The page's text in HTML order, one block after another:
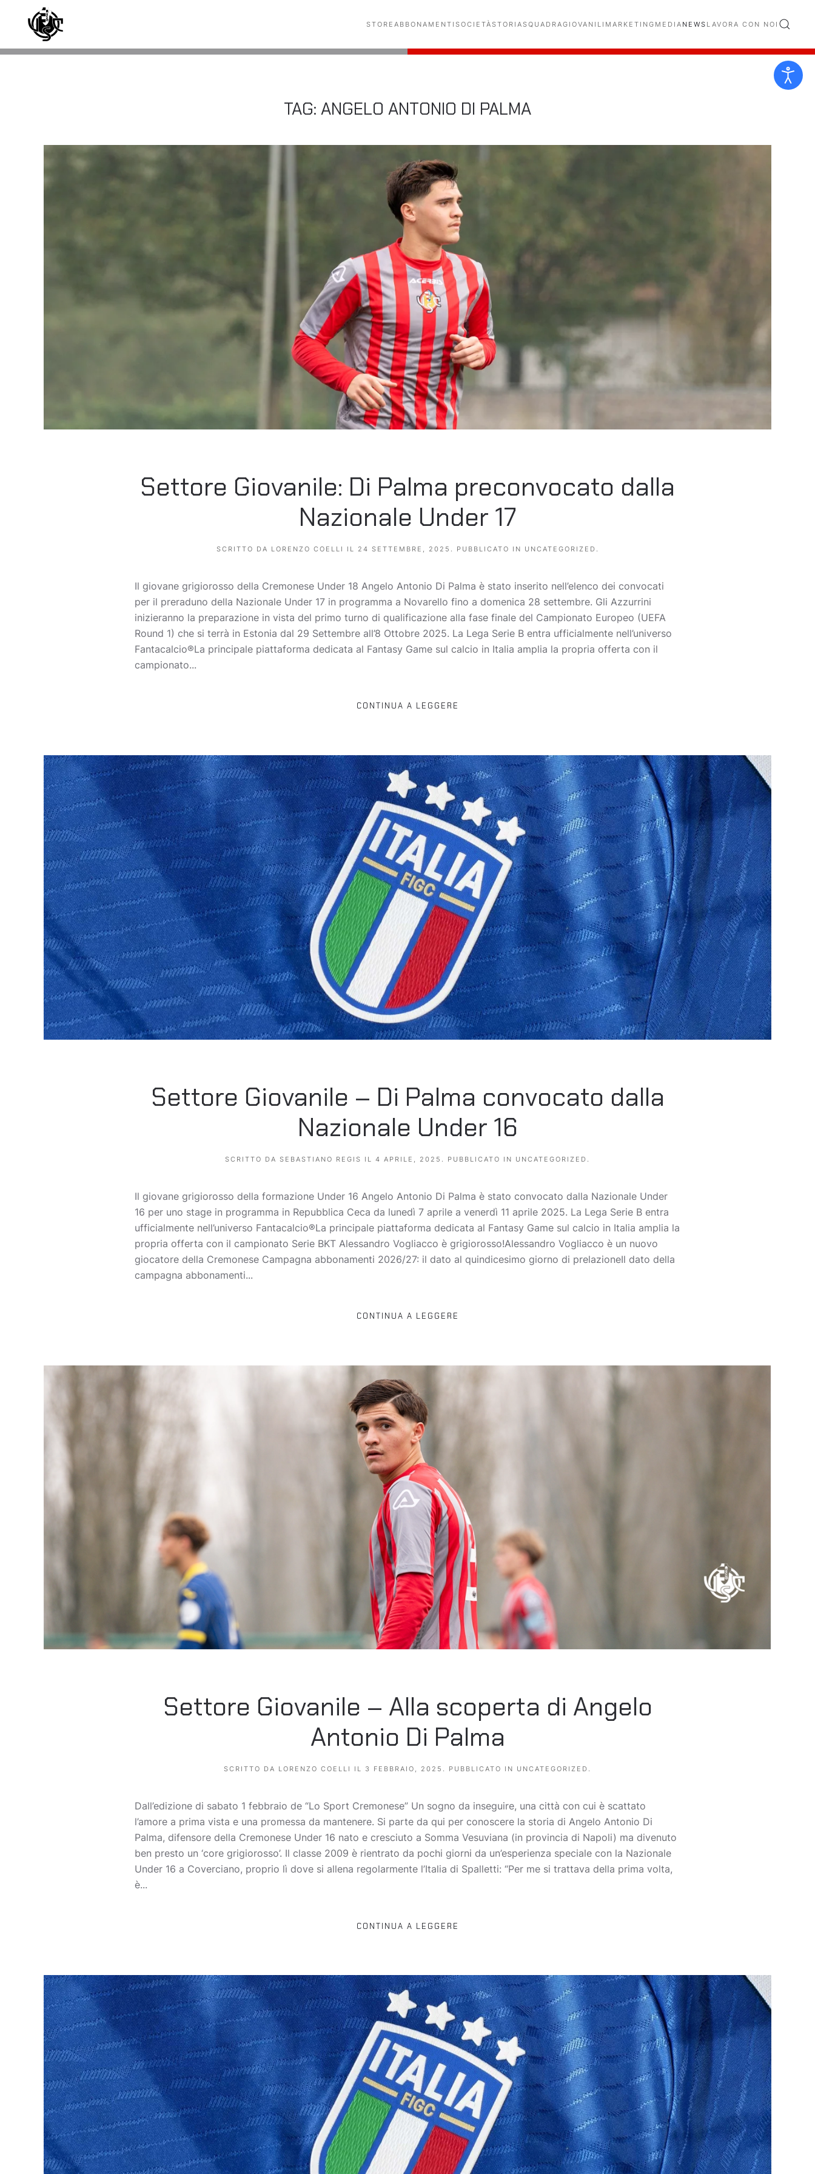
Skip to main content STORE ABBONAMENTI SOCIETÀSTORIASQUADRAGIOVANILI MARKETING MEDIA NEWS LAVORA CON NOI
TAG: ANGELO ANTONIO DI PALMA
Settore Giovanile: Di Palma preconvocato dalla
Nazionale Under 17
SCRITTO DA LORENZO COELLI IL 24 SETTEMBRE, 2025 . PUBBLICATO IN UNCATEGORIZED .
Il giovane grigiorosso della Cremonese Under 18 Angelo Antonio Di Palma è stato inserito nell’elenco dei convocati
per il preraduno della Nazionale Under 17 in programma a Novarello fino a domenica 28 settembre. Gli Azzurrini
inizieranno la preparazione in vista del primo turno di qualificazione alla fase finale del Campionato Europeo (UEFA
Round 1) che si terrà in Estonia dal 29 Settembre all’8 Ottobre 2025. La Lega Serie B entra ufficialmente nell’universo
Fantacalcio®La principale piattaforma dedicata al Fantasy Game sul calcio in Italia amplia la propria offerta con il
campionato...
CONTINUA A LEGGERE
Settore Giovanile – Di Palma convocato dalla
Nazionale Under 16
SCRITTO DA SEBASTIANO REGIS IL 4 APRILE, 2025 . PUBBLICATO IN UNCATEGORIZED .
Il giovane grigiorosso della formazione Under 16 Angelo Antonio Di Palma è stato convocato dalla Nazionale Under
16 per uno stage in programma in Repubblica Ceca da lunedì 7 aprile a venerdì 11 aprile 2025. La Lega Serie B entra
ufficialmente nell’universo Fantacalcio®La principale piattaforma dedicata al Fantasy Game sul calcio in Italia amplia la
propria offerta con il campionato Serie BKT Alessandro Vogliacco è grigiorosso!Alessandro Vogliacco è un nuovo
giocatore della Cremonese Campagna abbonamenti 2026/27: il dato al quindicesimo giorno di prelazioneIl dato della
campagna abbonamenti...
CONTINUA A LEGGERE
Settore Giovanile – Alla scoperta di Angelo
Antonio Di Palma
SCRITTO DA LORENZO COELLI IL 3 FEBBRAIO, 2025 . PUBBLICATO IN UNCATEGORIZED .
Dall’edizione di sabato 1 febbraio de “Lo Sport Cremonese” Un sogno da inseguire, una città con cui è scattato
l’amore a prima vista e una promessa da mantenere. Si parte da qui per conoscere la storia di Angelo Antonio Di
Palma, difensore della Cremonese Under 16 nato e cresciuto a Somma Vesuviana (in provincia di Napoli) ma divenuto
ben presto un ‘core grigiorosso’. Il classe 2009 è rientrato da pochi giorni da un’esperienza speciale con la Nazionale
Under 16 a Coverciano, proprio lì dove si allena regolarmente l’Italia di Spalletti: “Per me si trattava della prima volta,
è...
CONTINUA A LEGGERE